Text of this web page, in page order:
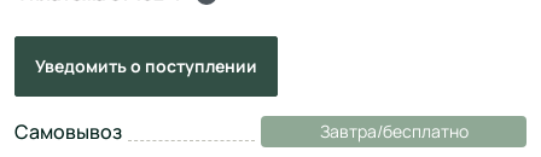
Уведомитьо поступлении
Самовывоз Завтра/бесплатно